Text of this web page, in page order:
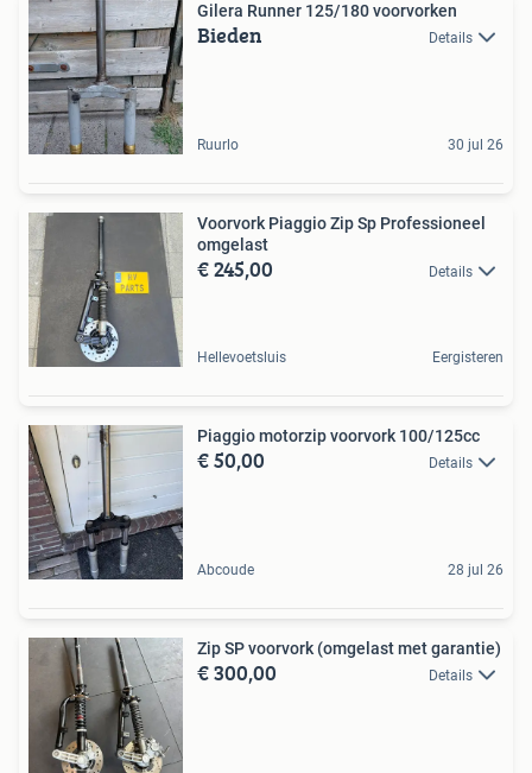
Gilera Runner 125/180 voorvorken
Bieden Details
Ruurlo 30 jul 26
Voorvork Piaggio Zip Sp Professioneel
omgelast
€ 245,00 Details
Hellevoetsluis Eergisteren
Piaggio motorzip voorvork 100/125cc
€ 50,00 Details
Abcoude 28 jul 26
Zip SP voorvork (omgelast met garantie)
€ 300,00 Details